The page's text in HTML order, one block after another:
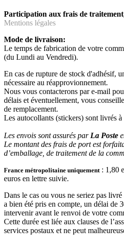
Participation aux frais de
Mentions légales
Mode de livraison:
Le temps de fabrication de votre
(du Lundi au Vendredi).
En cas de rupture de stock d'adhésif,
nécessaire au réapprovionnement.
Nous vous contacterons par e-mail
délais et éventuellement, vous
de remplacement.
Les autocollants (stickers) sont livrés
Les envois sont assurés parLa Poste
Le montant des frais de port est
d’emballage, de traitement de la
France métropolitaine uniquement : 1,80
euros en lettre suivie.
Dans le cas ou vous ne seriez pas
a bien été pris en compte, un délai de
intervenir avant le renvoi de votre
Cette durée est liée aux clauses de
services postaux et ne peut